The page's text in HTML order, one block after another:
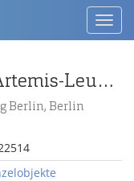
Fragment vom Altar des Artemis-Leukophryene-Tempels in Magnesia am Mäander
Berlin, Berlin